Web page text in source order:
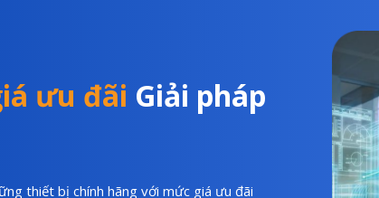
ưu đãi Giải pháp
thiết bị chính hãng với mức giá ưu đãi